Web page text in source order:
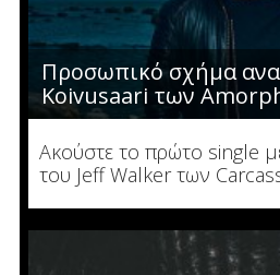
Προσωπικό σχήμα
Koivusaari των
Ακούστε το πρώτο single
του Jeff Walker των